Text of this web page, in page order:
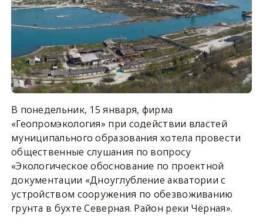
В понедельник, 15 января, фирма
«Геопромэкология» при содействии властей
муниципального образования хотела провести
общественные слушания по вопросу
«Экологическое обоснование по проектной
документации «Дноуглубление акватории с
устройством сооружения по обезвоживанию
грунта в бухте Северная. Район реки Чёрная».